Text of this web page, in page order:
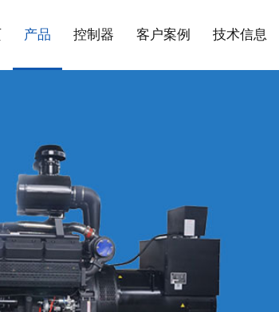
产品 控制器 客户案例 技术信息